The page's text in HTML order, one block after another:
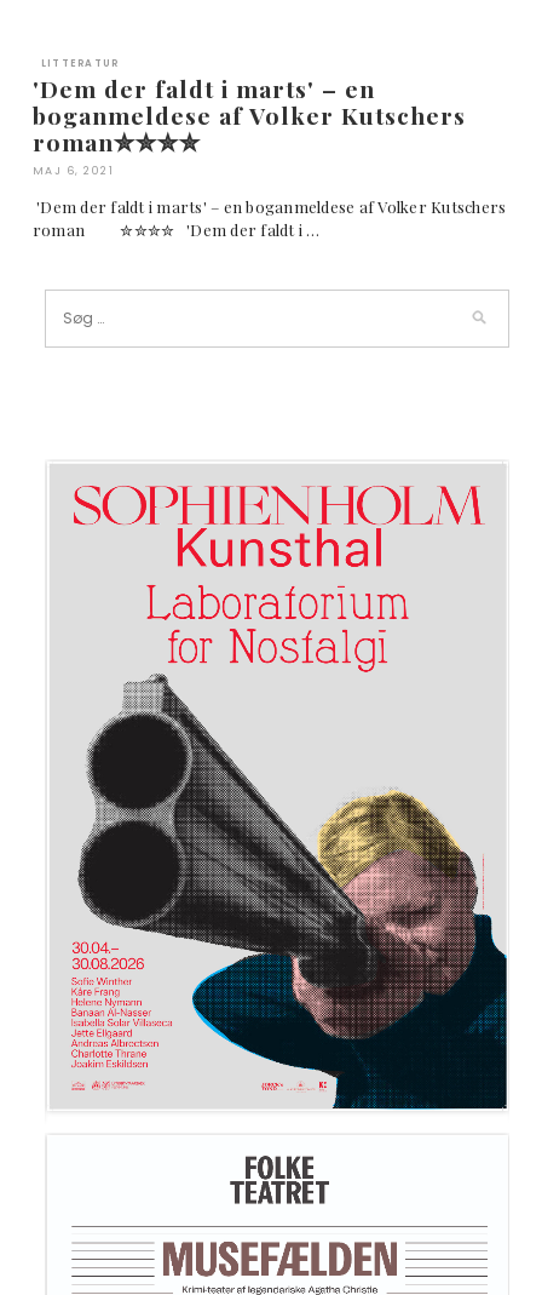
LITTERATUR
'Dem der faldt i marts' – en
boganmeldese af Volker Kutschers
roman✮✮✮✮
MAJ 6, 2021
'Dem der faldt i marts' – en boganmeldese af Volker Kutschers
roman ✮✮✮✮ 'Dem der faldt i …